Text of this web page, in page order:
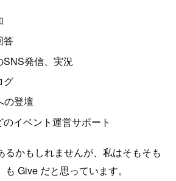
答
SNS発信、実況
グ
の登壇
イベント運営サポート
るかもしれませんが、私はそもそも
も Give だと思っています。